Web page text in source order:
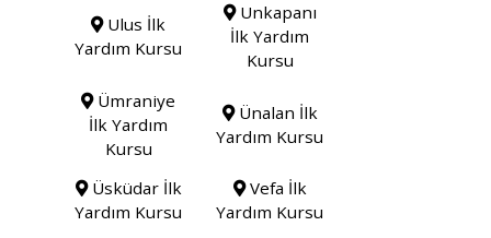
Ulus İlk
Yardım Kursu
Unkapanı
İlk Yardım
Kursu
Ümraniye
İlk Yardım
Kursu
Ünalan İlk
Yardım Kursu
Üsküdar İlk
Yardım Kursu
Vefa İlk
Yardım Kursu